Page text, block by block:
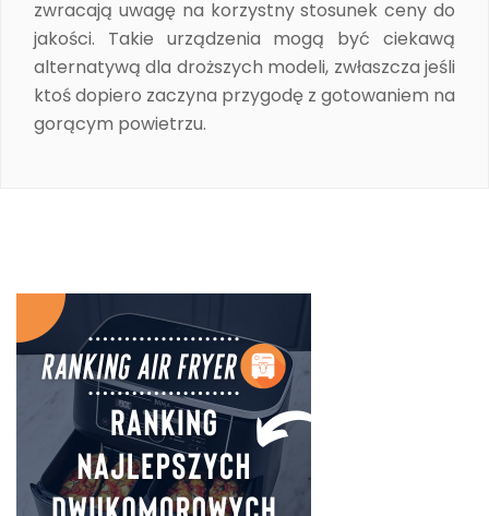
zwracają uwagę na korzystny stosunek ceny do
jakości. Takie urządzenia mogą być ciekawą
alternatywą dla droższych modeli, zwłaszcza jeśli
ktoś dopiero zaczyna przygodę z gotowaniem na
gorącym powietrzu.